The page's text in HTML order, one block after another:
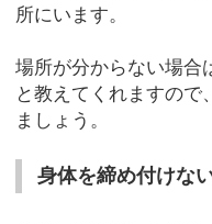
所にいます。
場所が分からない場合
と教えてくれますので
ましょう。
身体を締め付けな